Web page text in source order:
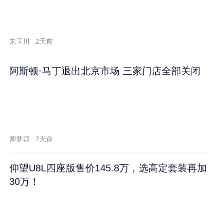
朱玉川 2天前
阿斯顿·马丁退出北京市场 三家门店全部关闭
师梦琼 2天前
仰望U8L四座版售价145.8万，选高定套装再加
30万！